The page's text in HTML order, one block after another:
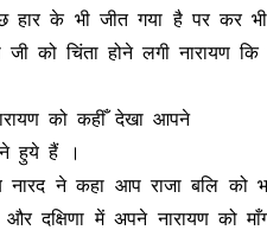
हार के भी जीत गया है पर कर
को चिंता होने लगी नारायण कि
को कहीँ देखा आपने
हुये हैं ।
ने कहा आप राजा बलि को
दक्षिणा में अपने नारायण को